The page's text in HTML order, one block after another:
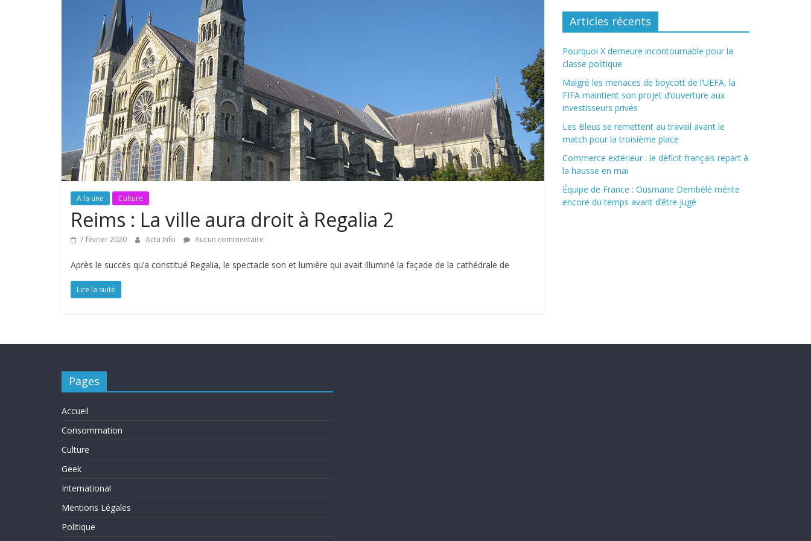
A la une Culture
Reims : La ville aura droit à Regalia 2
7 février 2020 Actu Info Aucun commentaire
Après le succès qu’a constitué Regalia, le spectacle son et lumière qui avait illuminé la façade de la cathédrale de
Lire la suite
Articles récents
Pourquoi X demeure incontournable pour la
classe politique
Malgré les menaces de boycott de l’UEFA, la
FIFA maintient son projet d’ouverture aux
investisseurs privés
Les Bleus se remettent au travail avant le
match pour la troisième place
Commerce extérieur : le déficit français repart à
la hausse en mai
Équipe de France : Ousmane Dembélé mérite
encore du temps avant d’être jugé
Pages
Accueil
Consommation
Culture
Geek
International
Mentions Légales
Politique